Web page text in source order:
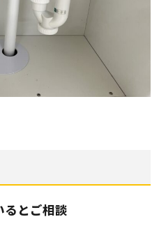
るとご相談